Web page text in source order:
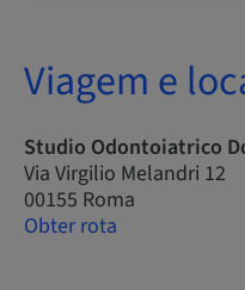
Viagem e
Studio Odontoiatrico
Via Virgilio Melandri 12
00155 Roma
Obter rota